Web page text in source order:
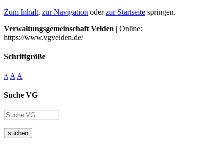
Zum Inhalt, zur Navigation oderzur Startseite springen.
Verwaltungsgemeinschaft Velden | Online:
https://www.vgvelden.de/
Schriftgröße
A A A
Suche VG
suchen